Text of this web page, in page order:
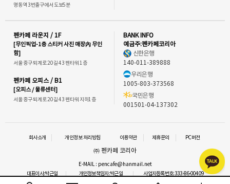
명동역 3번출구에서 도보5분
펜카페 라운지 / 1F
[무인픽업-1층 스티커 사진 매장內 무인
함]
서울 중구 퇴계로 20길 43 펜타워 1층
펜카페 오피스 / B1
[오피스 / 물류센터]
서울 중구 퇴계로 20길 43 펜타워 지하1층
BANK INFO
예금주:펜카페코리아
신한은행
140-011-389888
우리은행
1005-803-373568
국민은행
001501-04-137302
회사소개 개인정보 처리방침 이용약관 제휴문의 PC버전
㈜ 펜카페 코리아
E-MAIL : pencafe@hanmail.net
대표이사:박근일
개인정보책임자:박근일
사업자등록번호:333-86-00409
통신판매업신고 : 2016-서울중구-1292